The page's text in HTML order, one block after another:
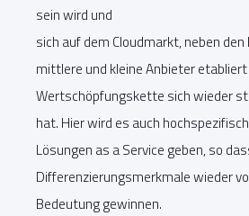
sein wird und
sich auf dem Cloudmarkt, neben
mittlere und kleine Anbieter etabliert
Wertschöpfungskette sich wieder
hat. Hier wird es auch
Lösungen as a Service geben, so
Differenzierungsmerkmale wieder
Bedeutung gewinnen.